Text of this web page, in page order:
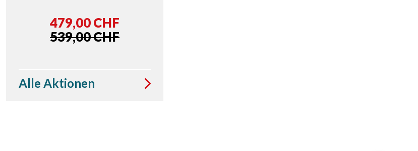
479,00 CHF
539,00 CHF
Alle Aktionen